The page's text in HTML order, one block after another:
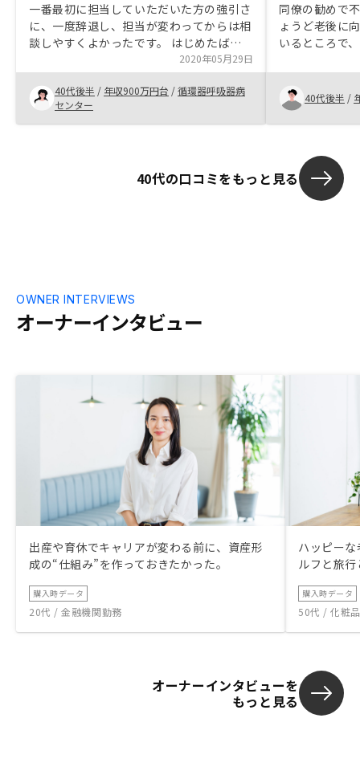
一番最初に担当していただいた方の強引さ
に、一度辞退し、担当が変わってからは相
談しやすくよかったです。 はじめたばか
りですので、まだ不動産投資が、よかった
かどうかはわかりません。まだ始めたばか
りですのでわかりません。
2020年05月29日
40代後半 / 年収900万円台 /循環器呼吸器病
センター
同僚の勧めで
ょうど老後に
いるところで
納得感もあり
や将来想定さ
た。中長期の
イメージしや
40代後半 /
40代の口コミをもっと見る
オーナーインタビュー
OWNER INTERVIEWS
出産や育休でキャリアが変わる前に、資産形
成の“仕組み”を作っておきたかった。
購入時データ
20代 / 金融機関勤務
ハッピー
ルフと旅
購入時データ
50代 / 化粧
オーナーインタビューを
もっと見る